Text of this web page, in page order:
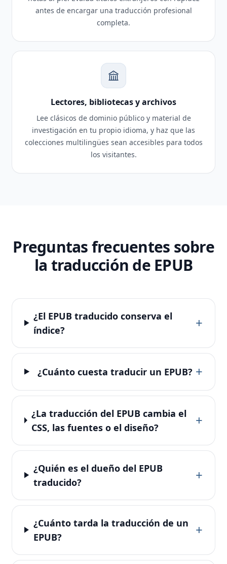
antes de encargar una traducción profesional
completa.
Lectores, bibliotecas y archivos
Lee clásicos de dominio público y material de
investigación en tu propio idioma, y haz que las
colecciones multilingües sean accesibles para todos
los visitantes.
Preguntas frecuentes sobre
la traducción de EPUB
¿El EPUB traducido conserva el
índice?
+
¿Cuánto cuesta traducir un EPUB? +
¿La traducción del EPUB cambia el
CSS, las fuentes o el diseño?
+
¿Quién es el dueño del EPUB
traducido?
+
¿Cuánto tarda la traducción de un
EPUB?
+